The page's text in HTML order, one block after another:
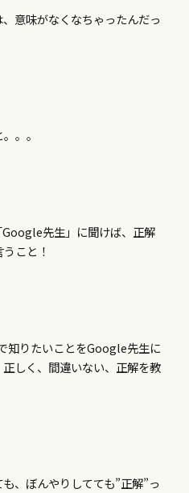
意味がなくなちゃったんだっ
。。
先生」に聞けば、正解
こと！
知りたいことをGoogle先生に
しく、間違いない、正解を教
、ぼんやりしてても”正解”っ